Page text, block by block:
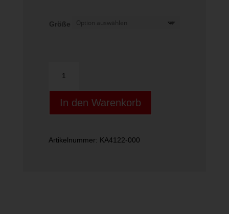
Größe
SHORT
Menge
In den Warenkorb
Artikelnummer: KA4122-000